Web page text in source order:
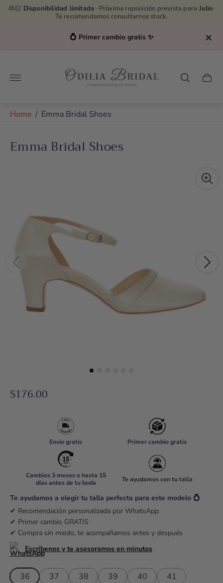
👰🏻 Disponibilidad limitada · Próxima reposición prevista para Julio·
Te recomendamos consultarnos stock.
💍 Primer cambio gratis ✨
Store
logo"
Cart
Home / Emma Bridal Shoes
Emma Bridal Shoes
R
r
i
c
e
$176.00
Envío gratis Primer cambio gratis
Cambios 3 meses o hasta 15
días antes de tu boda
Te ayudamos con tu talla
Te ayudamos a elegir tu talla perfecta para este modelo 💍
✔ Recomendación personalizada por WhatsApp
✔ Primer cambio GRATIS
✔ Compra sin miedo, te acompañamos antes y después
Escríbenos y te asesoramos en minutos
36 37 38 39 40 41